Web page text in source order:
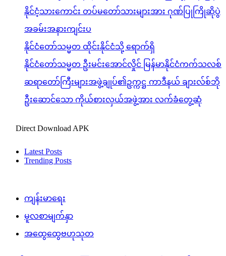
နိုင်ငံ့သားကောင်း တပ်မတော်သားများအား ဂုဏ်ပြုကြိုဆိုပွဲ
အခမ်းအနားကျင်းပ
နိုင်ငံတော်သမ္မတ ထိုင်းနိုင်ငံသို့ ရောက်ရှိ
နိုင်ငံတော်သမ္မတ ဦးမင်းအောင်လှိုင် မြန်မာနိုင်ငံကက်သလစ်
ဆရာတော်ကြီးများအဖွဲ့ချုပ်၏ဥက္ကဋ္ဌ ကာဒီနယ် ချားလ်စ်ဘို
ဦးဆောင်သော ကိုယ်စားလှယ်အဖွဲ့အား လက်ခံတွေ့ဆုံ
Direct Download APK
Latest Posts
Trending Posts
ကျန်းမာရေး
မူလစာမျက်နှာ
အထွေထွေဗဟုသုတ